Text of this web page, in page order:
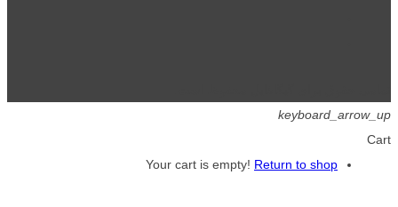
keyboard_arrow_up
Cart
Your cart is empty! Return to shop